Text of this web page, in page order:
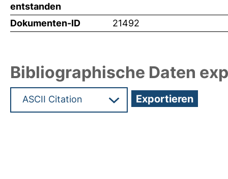
entstanden
Dokumenten-ID 21492
Bibliographische Daten